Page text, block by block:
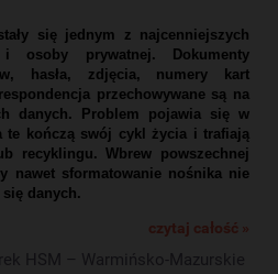
się jednym z najcenniejszych
osoby prywatnej. Dokumenty
hasła, zdjęcia, numery kart
przechowywane są na
danych. Problem pojawia się w
te kończą swój cykl życia i trafiają
recyklingu. Wbrew powszechnej
nawet sformatowanie nośnika nie
się danych.
czytaj całość »
HSM – Warmińsko-Mazurskie